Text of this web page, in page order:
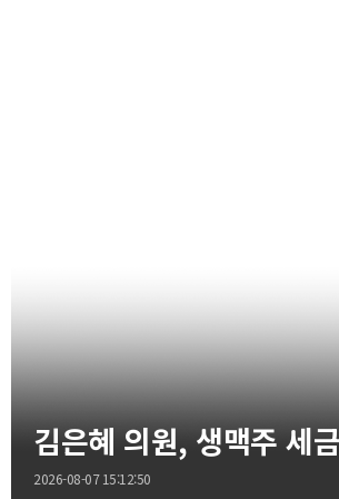
김은혜 의원, 생맥주 세
2026-08-07 15:12:50